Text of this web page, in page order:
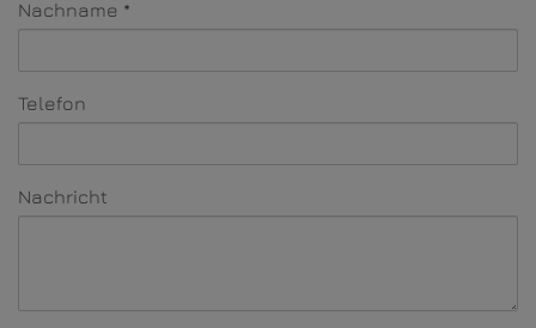
Nachname
Telefon
Nachricht